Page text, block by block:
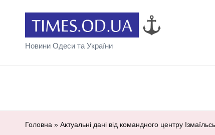
Новини Одеси та України
Головна » Актуальні дані від командного центру